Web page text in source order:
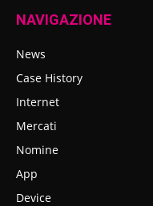
NAVIGAZIONE
News
Case History
Internet
Mercati
Nomine
App
Device